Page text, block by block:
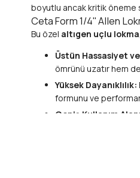
boyutlu ancak kritik öneme
Ceta Form 1/4'' Allen
Bu özel altıgen uçlu lokma
Üstün Hassasiyet
ömrünü uzatır hem
Yüksek Dayanıklılık:
formunu ve
Geniş Kullanım Alanı: